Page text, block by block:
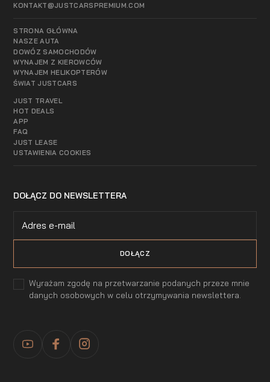
KONTAKT@JUSTCARSPREMIUM.COM
STRONA GŁÓWNA
NASZE AUTA
DOWÓZ SAMOCHODÓW
WYNAJEM Z KIEROWCÓW
WYNAJEM HELIKOPTERÓW
ŚWIAT JUSTCARS
JUST TRAVEL
HOT DEALS
APP
FAQ
JUST LEASE
USTAWIENIA COOKIES
DOŁĄCZ DO NEWSLETTERA
Wyrażam zgodę na przetwarzanie podanych przeze mnie
danych osobowych w celu otrzymywania newslettera.